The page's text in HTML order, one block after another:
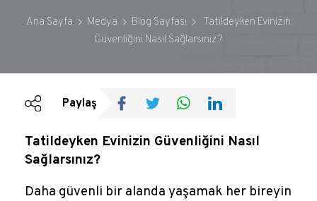
Ana Sayfa Medya Blog Sayfası
Tatildeyken Evinizin
Güvenliğini Nasıl Sağlarsınız?
Bültenler
Reklamlar
Paylaş
Tatildeyken Evinizin Güvenliğini Nasıl
Sağlarsınız?
Daha güvenli bir alanda yaşamak her bireyin